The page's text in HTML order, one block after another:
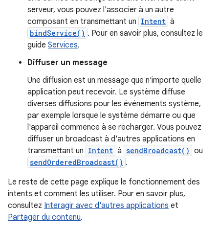
serveur, vous pouvez l'associer à un autre
composant en transmettant un Intent à
bindService() . Pour en savoir plus, consultez le
guide Services.
Diffuser un message
Une diffusion est un message que n'importe quelle
application peut recevoir. Le système diffuse
diverses diffusions pour les événements système,
par exemple lorsque le système démarre ou que
l'appareil commence à se recharger. Vous pouvez
diffuser un broadcast à d'autres applications en
transmettant un Intent à sendBroadcast() ou
sendOrderedBroadcast() .
Le reste de cette page explique le fonctionnement des
intents et comment les utiliser. Pour en savoir plus,
consultez Interagir avec d'autres applications et
Partager du contenu.